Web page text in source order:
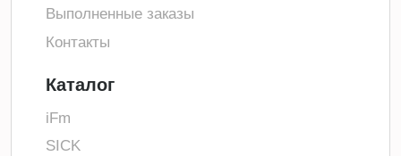
Выполненные заказы
Контакты
Каталог
iFm
SICK